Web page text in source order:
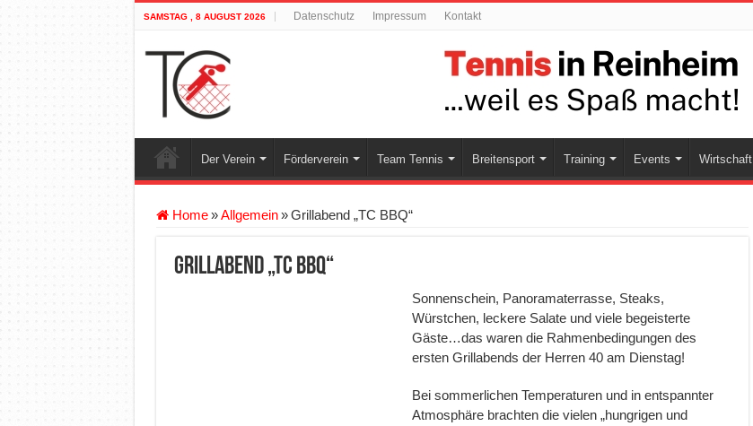
SAMSTAG , 8 AUGUST 2026 Datenschutz Impressum Kontakt
Der Verein Förderverein Team Tennis Breitensport Training Events Wirtschaft
Home » Allgemein » Grillabend „TC BBQ“
Grillabend „TC BBQ“
Sonnenschein, Panoramaterrasse, Steaks,
Würstchen, leckere Salate und viele begeisterte
Gäste…das waren die Rahmenbedingungen des
ersten Grillabends der Herren 40 am Dienstag!
Bei sommerlichen Temperaturen und in entspannter
Atmosphäre brachten die vielen „hungrigen und